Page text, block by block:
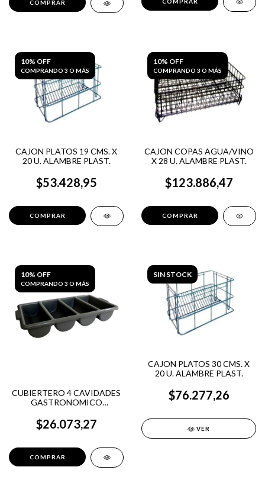
10% OFF
COMPRANDO 3 O MÁS
CAJON PLATOS 19 CMS. X
20 U. ALAMBRE PLAST.
$53.428,95
10% OFF
COMPRANDO 3 O MÁS
CAJON COPAS AGUA/VINO
X 28 U. ALAMBRE PLAST.
$123.886,47
10% OFF
COMPRANDO 3 O MÁS
CUBIERTERO 4 CAVIDADES
GASTRONOMICO
$26.073,27
SIN STOCK
CAJON PLATOS 30 CMS. X
20 U. ALAMBRE PLAST.
$76.277,26
VER